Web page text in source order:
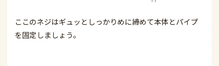
ここのネジはギュッとしっかりめに締めて本体とパイプ
を固定しましょう。